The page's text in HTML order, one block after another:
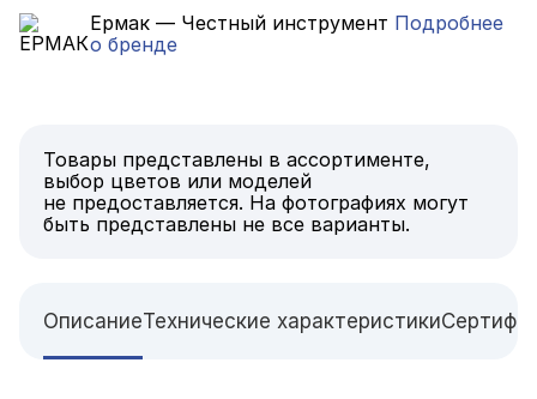
Ермак — Честный инструмент Подробнее
о бренде
Товары представлены в ассортименте,
выбор цветов или моделей
не предоставляется. На фотографиях могут
быть представлены не все варианты.
ОписаниеТехнические характеристики